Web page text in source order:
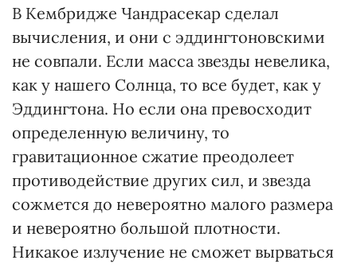
В Кембридже Чандрасекар сделал
вычисления, и они с эддингтоновскими
не совпали. Если масса звезды невелика,
как у нашего Солнца, то все будет, как у
Эддингтона. Но если она превосходит
определенную величину, то
гравитационное сжатие преодолеет
противодействие других сил, и звезда
сожмется до невероятно малого размера
и невероятно большой плотности.
Никакое излучение не сможет вырваться